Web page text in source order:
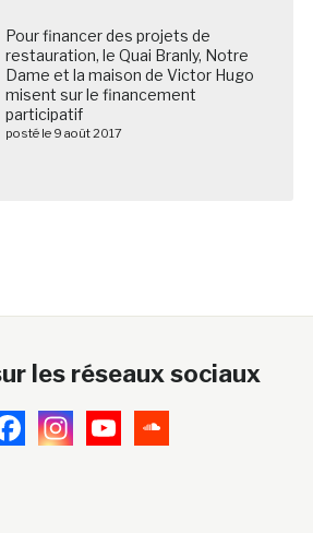
Pour financer des projets de
restauration, le Quai Branly, Notre
Dame et la maison de Victor Hugo
misent sur le financement
participatif
posté le 9 août 2017
les réseaux sociaux